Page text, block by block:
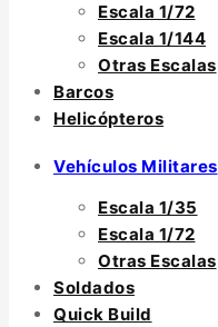
Escala 1/72
Escala 1/144
Otras Escalas
Barcos
Helicópteros
Vehículos Militares
Escala 1/35
Escala 1/72
Otras Escalas
Soldados
Quick Build